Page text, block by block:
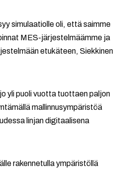
simulaatiolle oli, että saimme
MES-järjestelmäämme ja
etukäteen, Siekkinen
yli puoli vuotta tuottaen paljon
mallinnusympäristöä
linjan digitaalisena
rakennetulla ympäristöllä